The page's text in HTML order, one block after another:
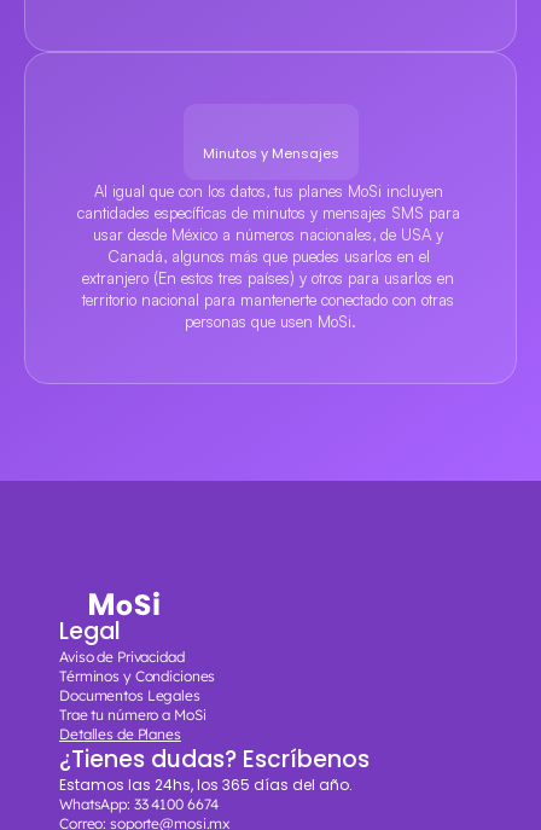
Minutos y Mensajes
Al igual que con los datos, tus planes MoSi incluyen
cantidades específicas de minutos y mensajes SMS para
usar desde México a números nacionales, de USA y
Canadá, algunos más que puedes usarlos en el
extranjero (En estos tres países) y otros para usarlos en
territorio nacional para mantenerte conectado con otras
personas que usen MoSi.
Conectand
o personas
Legal
Aviso de Privacidad
Términos y Condiciones
Documentos Legales
Trae tu número a MoSi
Detalles de Planes
¿Tienes dudas? Escríbenos
Estamos las 24hs, los 365 días del año.
WhatsApp: 33 4100 6674
Correo: soporte@mosi.mx